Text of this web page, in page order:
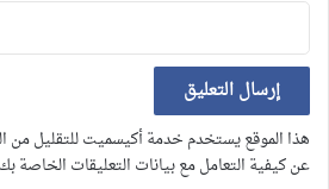
هذا الموقع يستخدم خدمة أكيسميت للتقليل من
عن كيفية التعامل مع بيانات التعليقات الخاصة بك processed